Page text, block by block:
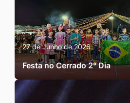
27 de Junho de 2026
Festa no Cerrado 2° Dia